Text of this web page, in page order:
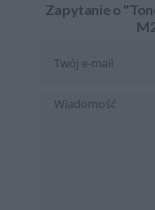
Zapytanie o